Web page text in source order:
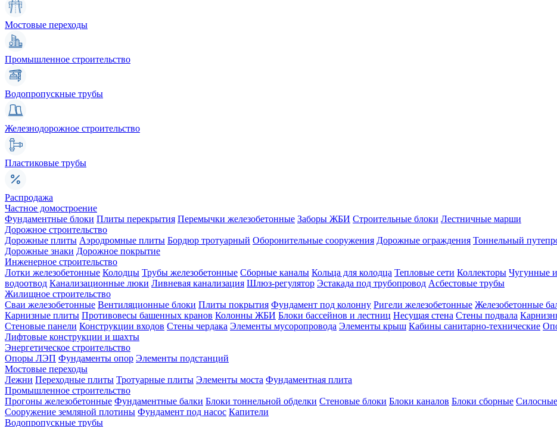
Мостовые переходы
Промышленное строительство
Водопропускные трубы
Железнодорожное строительство
Пластиковые трубы
Распродажа
Частное домостроение
Фундаментные блоки Плиты перекрытия Перемычки железобетонные Заборы ЖБИ Строительные блоки Лестничные марши
Дорожное строительство
Дорожные плиты Аэродромные плиты Бордюр тротуарный Оборонительные сооружения Дорожные ограждения Тоннельный
Дорожные знаки Дорожное покрытие
Инженерное строительство
Лотки железобетонные Колодцы Трубы железобетонные Сборные каналы Кольца для колодца Тепловые сети Коллекторы Чугунные
водоотвод Канализационные люки Ливневая канализация Шлюз-регулятор Эстакада под трубопровод Асбестовые трубы
Жилищное строительство
Сваи железобетонные Вентиляционные блоки Плиты покрытия Фундамент под колонну Ригели железобетонные Железобетонные
Карнизные плиты Противовесы башенных кранов Колонны ЖБИ Блоки бассейнов и лестниц Несущая стена Стены подвала
Стеновые панели Конструкции входов Стены чердака Элементы мусоропровода Элементы крыш Кабины санитарно-технические
Лифтовые конструкции и шахты
Энергетическое строительство
Опоры ЛЭП Фундаменты опор Элементы подстанций
Мостовые переходы
Лежни Переходные плиты Тротуарные плиты Элементы моста Фундаментная плита
Промышленное строительство
Прогоны железобетонные Фундаментные балки Блоки тоннельной обделки Стеновые блоки Блоки каналов Блоки сборные
Сооружение земляной плотины Фундамент под насос Капители
Водопропускные трубы